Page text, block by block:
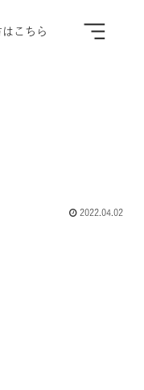
こちら
2022.04.02